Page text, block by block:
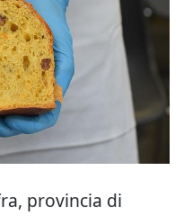
provincia di